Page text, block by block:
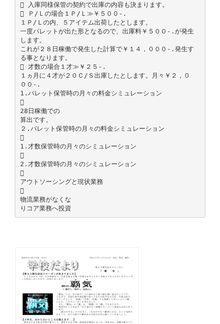
 入庫同様保管の契約で出庫の内容も決まります。
 Ｐ/Ｌの場合１Ｐ/Ｌ≫￥５００-.
１Ｐ/Ｌの内、５アイテム出荷したとします。
一度パレットが出た形となるので、出庫料￥５００-.が発生
します。
これが２８日稼働で発生した計算で￥１４，０００-.発生す
る事となります。
 才数の場合１才≫￥２５-.
１ヵ月に４才が２０Ｃ/Ｓ出庫したとします。月々￥２，０
００-.
1.パレット保管時の月々の料金シミュレーション

28日稼働での
算出です。
２.パレット保管時の月々の料金シミュレーション

1.才数保管時の月々のシミュレーション

2.才数保管時の月々のシミュレーション

アウトソーシングと現状業務

物流業務がなくな